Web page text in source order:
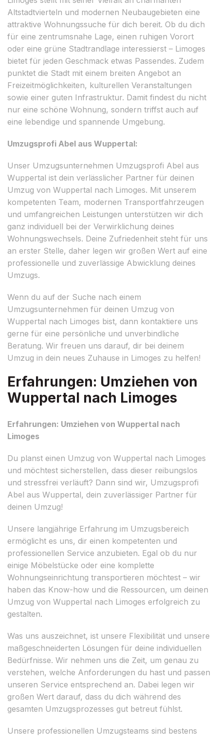
Altstadtvierteln und modernen Neubaugebieten eine
attraktive Wohnungssuche für dich bereit. Ob du dich
für eine zentrumsnahe Lage, einen ruhigen Vorort
oder eine grüne Stadtrandlage interessierst – Limoges
bietet für jeden Geschmack etwas Passendes. Zudem
punktet die Stadt mit einem breiten Angebot an
Freizeitmöglichkeiten, kulturellen Veranstaltungen
sowie einer guten Infrastruktur. Damit findest du nicht
nur eine schöne Wohnung, sondern triffst auch auf
eine lebendige und spannende Umgebung.
Umzugsprofi Abel aus Wuppertal:
Unser Umzugsunternehmen Umzugsprofi Abel aus
Wuppertal ist dein verlässlicher Partner für deinen
Umzug von Wuppertal nach Limoges. Mit unserem
kompetenten Team, modernen Transportfahrzeugen
und umfangreichen Leistungen unterstützen wir dich
ganz individuell bei der Verwirklichung deines
Wohnungswechsels. Deine Zufriedenheit steht für uns
an erster Stelle, daher legen wir großen Wert auf eine
professionelle und zuverlässige Abwicklung deines
Umzugs.
Wenn du auf der Suche nach einem
Umzugsunternehmen für deinen Umzug von
Wuppertal nach Limoges bist, dann kontaktiere uns
gerne für eine persönliche und unverbindliche
Beratung. Wir freuen uns darauf, dir bei deinem
Umzug in dein neues Zuhause in Limoges zu helfen!
Erfahrungen: Umziehen von
Wuppertal nach Limoges
Erfahrungen: Umziehen von Wuppertal nach
Limoges
Du planst einen Umzug von Wuppertal nach Limoges
und möchtest sicherstellen, dass dieser reibungslos
und stressfrei verläuft? Dann sind wir, Umzugsprofi
Abel aus Wuppertal, dein zuverlässiger Partner für
deinen Umzug!
Unsere langjährige Erfahrung im Umzugsbereich
ermöglicht es uns, dir einen kompetenten und
professionellen Service anzubieten. Egal ob du nur
einige Möbelstücke oder eine komplette
Wohnungseinrichtung transportieren möchtest – wir
haben das Know-how und die Ressourcen, um deinen
Umzug von Wuppertal nach Limoges erfolgreich zu
gestalten.
Was uns auszeichnet, ist unsere Flexibilität und unsere
maßgeschneiderten Lösungen für deine individuellen
Bedürfnisse. Wir nehmen uns die Zeit, um genau zu
verstehen, welche Anforderungen du hast und passen
unseren Service entsprechend an. Dabei legen wir
großen Wert darauf, dass du dich während des
gesamten Umzugsprozesses gut betreut fühlst.
Unsere professionellen Umzugsteams sind bestens